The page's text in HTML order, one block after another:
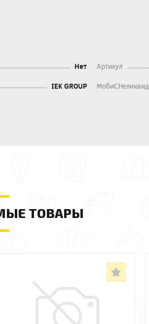
Нет Артикул
IEK GROUP МобиСНеликвид
ТОВАРЫ